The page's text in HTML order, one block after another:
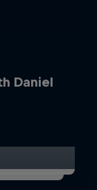
Daniel